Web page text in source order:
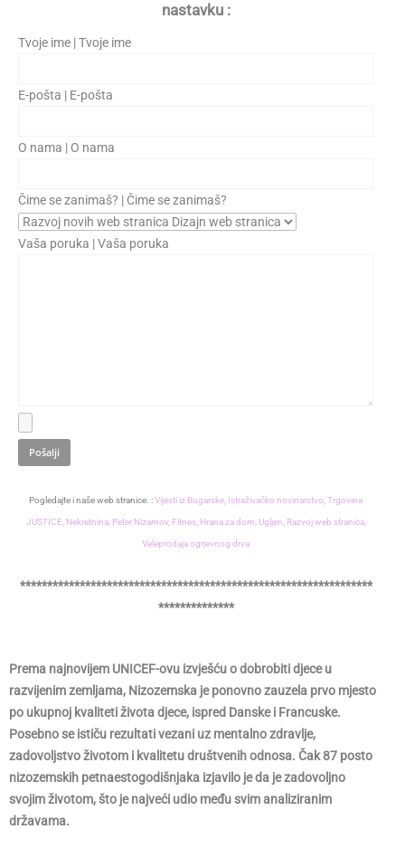
nastavku :
Tvoje ime | Tvoje ime
E-pošta | E-pošta
O nama | O nama
Čime se zanimaš? | Čime se zanimaš?
Vaša poruka | Vaša poruka
Pogledajte i naše web stranice. :Vijesti iz Bugarske, Istraživačko novinarstvo, Trgovina
JUSTICE, Nekretnina, Peter Nizamov, Fitnes, Hrana za dom, Ugljen, Razvoj web stranica,
Veleprodaja ogrjevnog drva
*****************************************************************
**************
Prema najnovijem UNICEF-ovu izvješću o dobrobiti djece u
razvijenim zemljama, Nizozemska je ponovno zauzela prvo mjesto
po ukupnoj kvaliteti života djece, ispred Danske i Francuske.
Posebno se ističu rezultati vezani uz mentalno zdravlje,
zadovoljstvo životom i kvalitetu društvenih odnosa. Čak 87 posto
nizozemskih petnaestogodišnjaka izjavilo je da je zadovoljno
svojim životom, što je najveći udio među svim analiziranim
državama.